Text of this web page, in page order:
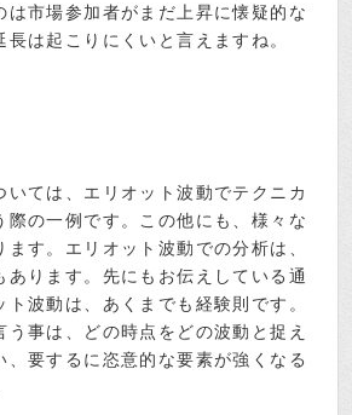
は市場参加者がまだ上昇に懐疑的な
長は起こりにくいと言えますね。
いては、エリオット波動でテクニカ
際の一例です。この他にも、様々な
ます。エリオット波動での分析は、
あります。先にもお伝えしている通
ト波動は、あくまでも経験則です。
う事は、どの時点をどの波動と捉え
、要するに恣意的な要素が強くなる